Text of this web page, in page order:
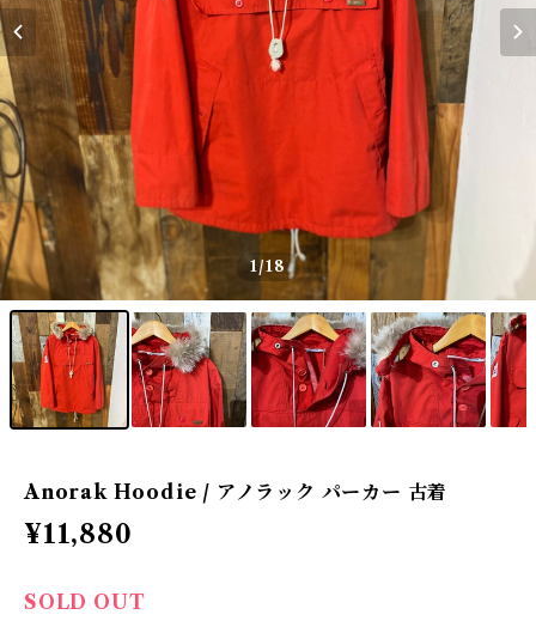
1/18
Anorak Hoodie / アノラック パーカー 古着
¥11,880
SOLD OUT